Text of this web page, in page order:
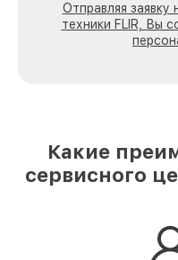
Отправляя
техники FLIR, Вы
Какие
сервисного